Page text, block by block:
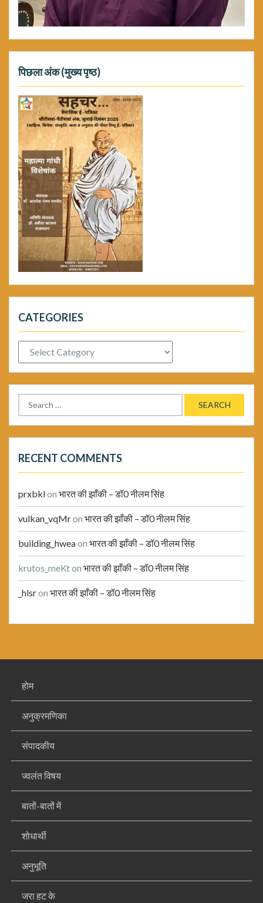
पिछला अंक (मुख्य पृष्ठ)
CATEGORIES
Categories
Search
for:
RECENT COMMENTS
prxbklon भारत की झाँकी – डॉ0 नीलम सिंह
vulkan_vqMron भारत की झाँकी – डॉ0 नीलम सिंह
building_hweaon भारत की झाँकी – डॉ0 नीलम सिंह
krutos_meKton भारत की झाँकी – डॉ0 नीलम सिंह
_hlsron भारत की झाँकी – डॉ0 नीलम सिंह
होम
अनुक्रमणिका
संपादकीय
ज्वलंत विषय
बातों-बातों में
शोधार्थी
अनुभूति
जरा हट के